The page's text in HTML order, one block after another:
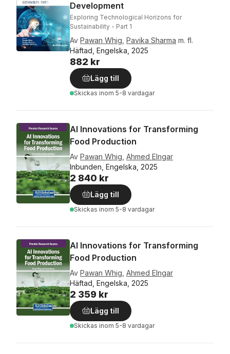
Development
Exploring Technological Horizons for
Sustainability - Part 1
Av Pawan Whig Pavika Sharma m. fl.
Häftad, Engelska, 2025
882 kr
Lägg till
Skickas inom 5-8 vardagar
AI Innovations for Transforming
Food Production
Av Pawan Whig Ahmed Elngar
Inbunden, Engelska, 2025
2 840 kr
Lägg till
Skickas inom 5-8 vardagar
AI Innovations for Transforming
Food Production
Av Pawan Whig Ahmed Elngar
Häftad, Engelska, 2025
2 359 kr
Lägg till
Skickas inom 5-8 vardagar